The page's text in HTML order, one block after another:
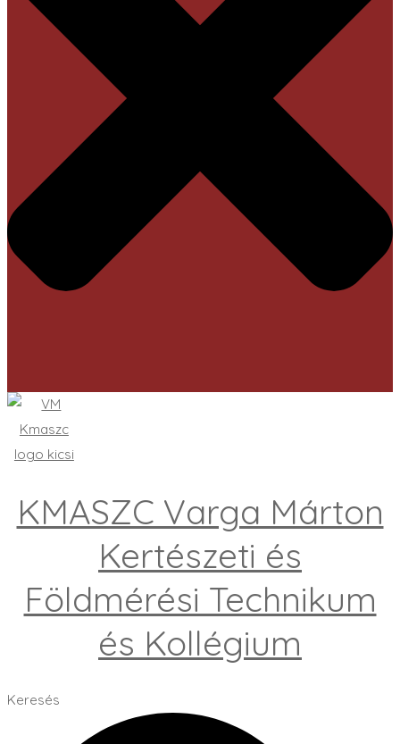
KMASZC Varga Márton
Kertészeti és
Földmérési Technikum
és Kollégium
Keresés